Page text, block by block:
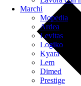
Marchi
Mopedia
Ardea
Levitas
Logiko
Kyara
Lem
Dimed
Prestige